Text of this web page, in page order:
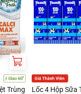
sách tại:
Trùng
Lốc 4 Hộp Sữa